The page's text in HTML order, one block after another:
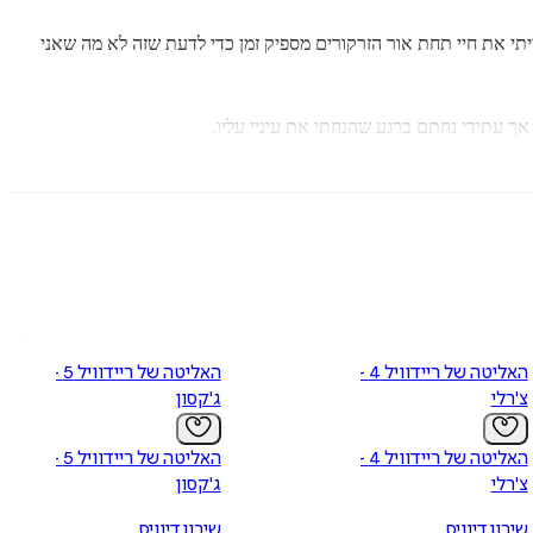
את חיי תחת אור הזרקורים מספיק זמן כדי לדעת שזה לא מה שאני
עתידי נחתם ברגע שהנחתי את עיניי עליו.
עם הבוז הקר, הפזיזות הפרועה והזעם הבוער שהסתתר עמוק בתוכו, הוא
ומעלה.
שנייה של המתח... ואני צריכה את ספר מספר שתיים אתמול!" -
-הסופרת סטפני ג'נקינס.
אין מילים." -Aundi Living That Book Life
האליטה של ריידוויל 4 -
צ'רלי
האליטה של ריידוויל 4 -
צ'רלי
האליטה של ריידוויל 5 -
ג'קסון
האליטה של ריידוויל 5 -
ג'קסון